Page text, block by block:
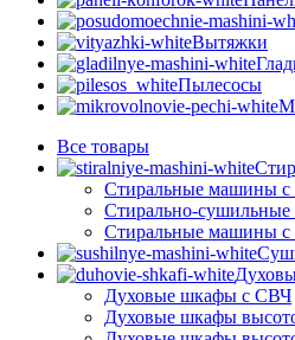
Вытяжки
Пылесосы
Все товары
Стиральные машины с
Стирально-
Стиральные машины с
Духовые шкафы с СВЧ
Духовые шкафы